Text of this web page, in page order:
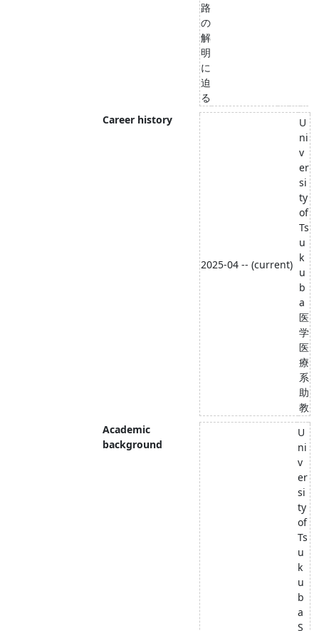
路
の
解
明
に
迫
る
Career history
2025-04 -- (current)
U
ni
v
er
si
ty
of
Ts
u
k
u
b
a
医
学
医
療
系
助
教
Academic
background
U
ni
v
er
si
ty
of
Ts
u
k
u
b
a
S